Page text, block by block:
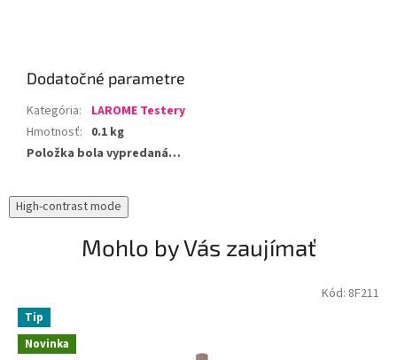
Dodatočné parametre
Kategória:
LAROME Testery
Hmotnosť: 0.1 kg
Položka bola vypredaná…
High-contrast mode
Mohlo by Vás zaujímať
Novinka
Tip
Kód: 8F211